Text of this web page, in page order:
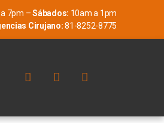
a 7pm –Sábados: 10am a 1pm
Cirujano:81-8252-8775